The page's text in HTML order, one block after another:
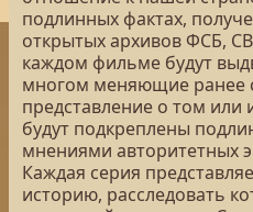
подлинных фактах,
открытых архивов ФСБ,
каждом фильме будут
многом меняющие ранее
представление о том
будут подкреплены
мнениями авторитетных
Каждая серия
историю, расследовать